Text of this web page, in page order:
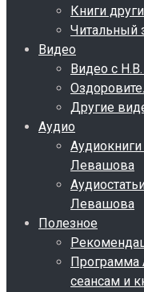
Книги
Читальный
Видео
Видео с
Другие
Аудио
Аудиокниги
Левашова
Левашова
Полезное
Программа
сеансам и